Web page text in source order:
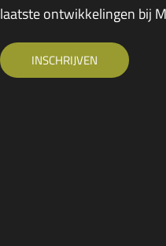
laatste ontwikkelingen bij
INSCHRIJVEN